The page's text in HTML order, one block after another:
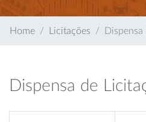
Home Licitações
Dispensa de